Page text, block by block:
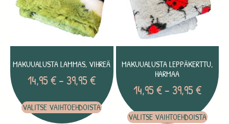
MAKUUALUSTA LAMMAS, VIHREÄ
14,95€– 39,95€
VALITSE VAIHTOEHDOISTA
MAKUUALUSTA LEPPÄKERTTU,
HARMAA
14,95€ – 39,95€
VALITSE VAIHTOEHDOISTA